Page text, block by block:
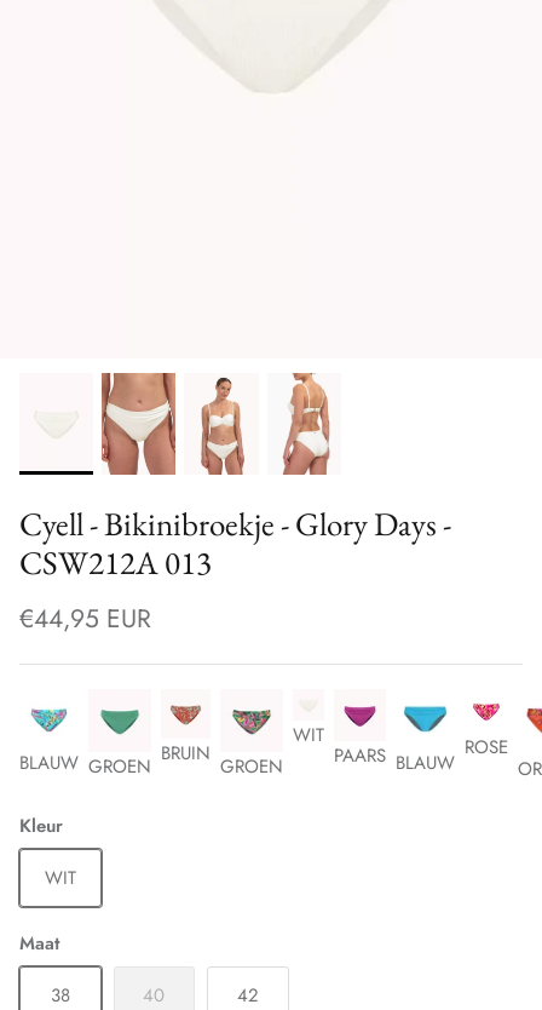
Cyell - Bikinibroekje - Glory Days -
CSW212A 013
€44,95 EUR
BLAUW GROEN BRUIN GROEN
WIT
PAARS BLAUW
ROSE
Kleur
WIT
Maat
38
40 42